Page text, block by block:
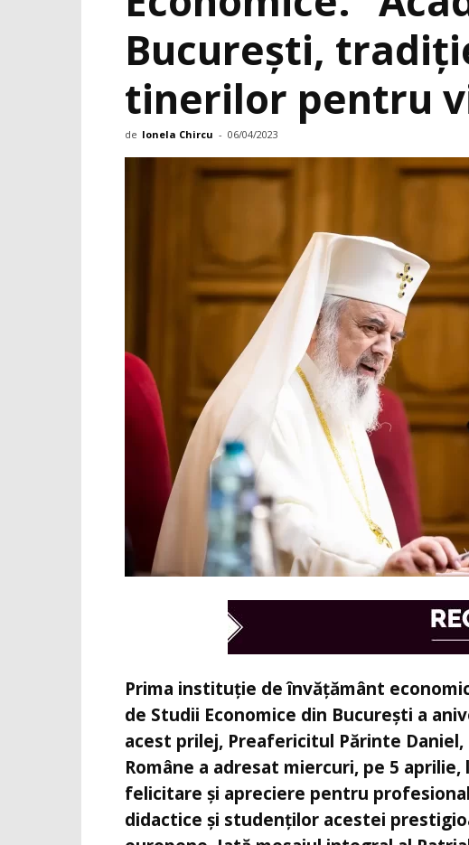
București,
tinerilor pentru
de Ionela Chircu - 06/04/2023
Prima instituție de învățământ
de Studii Economice din București a
acest prilej, Preafericitul Părinte
Române a adresat miercuri, pe 5
felicitare și apreciere pentru
didactice și studenților acestei